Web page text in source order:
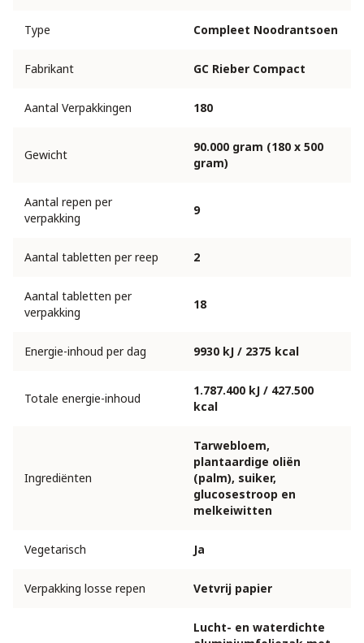
Type Compleet Noodrantsoen
Fabrikant GC Rieber Compact
Aantal Verpakkingen 180
Gewicht
90.000 gram (180 x 500
gram)
Aantal repen per
verpakking
9
Aantal tabletten per reep 2
Aantal tabletten per
verpakking
18
Energie-inhoud per dag 9930 kJ / 2375 kcal
Totale energie-inhoud
1.787.400 kJ / 427.500
kcal
Ingrediënten
Tarwebloem,
plantaardige oliën
(palm), suiker,
glucosestroop en
melkeiwitten
Vegetarisch Ja
Verpakking losse repen Vetvrij papier
Lucht- en waterdichte